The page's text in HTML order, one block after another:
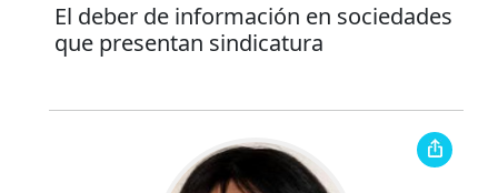
El deber de información en sociedades
que presentan sindicatura